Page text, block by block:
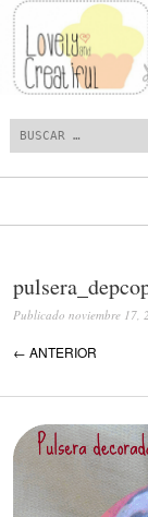
Publicado noviembre 17,
← ANTERIOR